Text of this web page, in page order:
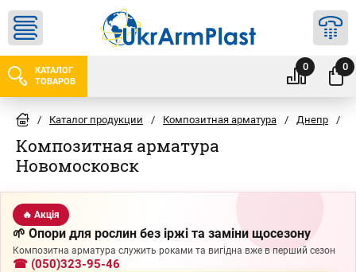
КАТАЛОГ
ТОВАРОВ
0 0
/ Каталог продукции / Композитная арматура / Днепр /
Композитная арматура
Новомосковск
🔥 Акція
🌱 Опори для рослин без іржі та заміни щосезону
Композитна арматура служить роками та вигідна вже в перший сезон
☎ (050)323-95-46